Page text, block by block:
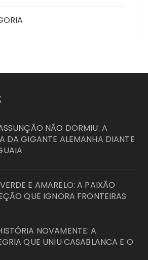
NÃO DORMIU: A
DA GIGANTE ALEMANHA DIANTE
E AMARELO: A PAIXÃO
QUE IGNORA FRONTEIRAS
NOVAMENTE: A
QUE UNIU CASABLANCA E O